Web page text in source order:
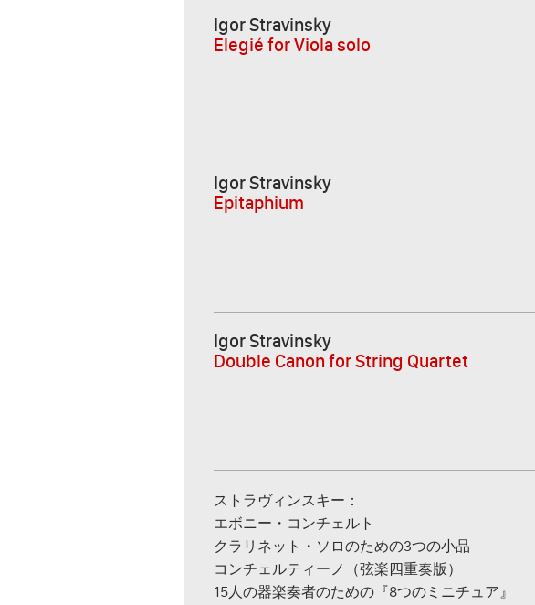
Igor Stravinsky
Elegié for Viola solo
Igor Stravinsky
Epitaphium
Igor Stravinsky
Double Canon for String Quartet
ストラヴィンスキー：
エボニー・コンチェルト
クラリネット・ソロのための3つの小品
コンチェルティーノ（弦楽四重奏版）
15人の器楽奏者のための『8つのミニチュア』